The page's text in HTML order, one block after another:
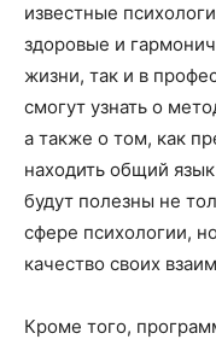
известные
здоровые и
жизни, так и в
смогут узнать о
а также о том, как
находить общий
будут полезны не
сфере психологии,
качество своих
Кроме того,